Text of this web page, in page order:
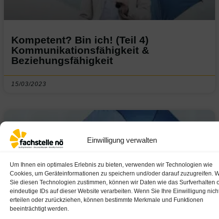
Einwilligung verwalten
Um Ihnen ein optimales Erlebnis zu bieten, verwenden wir Technologien wie
Cookies, um Geräteinformationen zu speichern und/oder darauf zuzugreifen.
Sie diesen Technologien zustimmen, können wir Daten wie das Surfverhalten
eindeutige IDs auf dieser Website verarbeiten. Wenn Sie Ihre Einwilligung
erteilen oder zurückziehen, können bestimmte Merkmale und Funktionen
beeinträchtigt werden.
Kompetent? Bin ich! (Teil 4)
Kommunikationsfähigkeit &
Beziehungsfähigkeit
15/03/2023